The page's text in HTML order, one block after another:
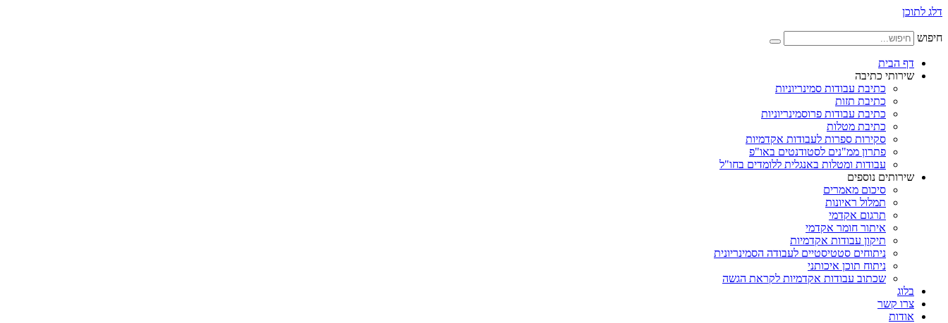
דלג לתוכן
חיפוש
דף הבית
שירותי כתיבה
כתיבת עבודות סמינריוניות
כתיבת תזות
כתיבת עבודות פרוסמינריוניות
כתיבת מטלות
סקירות ספרות לעבודות אקדמיות
פתרון ממ"נים לסטודנטים באו"פ
עבודות ומטלות באנגלית ללומדים בחו"ל
שירותים נוספים
סיכום מאמרים
תמלול ראיונות
תרגום אקדמי
איתור חומר אקדמי
תיקון עבודות אקדמיות
ניתוחים סטטיסטיים לעבודה הסמינריונית
ניתוח תוכן איכותני
שכתוב עבודות אקדמיות לקראת הגשה
בלוג
צרו קשר
אודות